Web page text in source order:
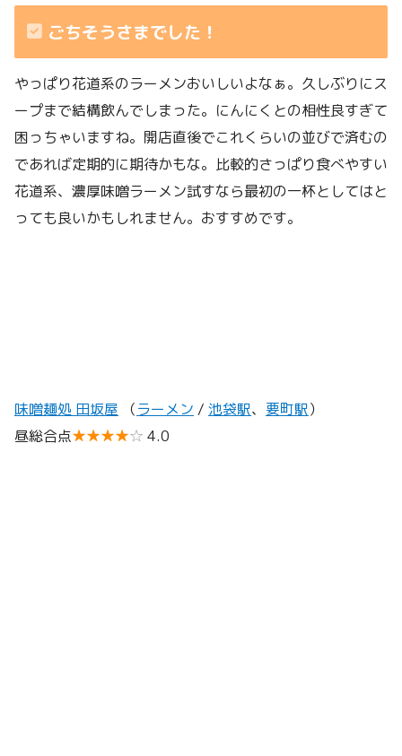
ごちそうさまでした！
やっぱり花道系のラーメンおいしいよなぁ。久しぶりにス
ープまで結構飲んでしまった。にんにくとの相性良すぎて
困っちゃいますね。開店直後でこれくらいの並びで済むの
であれば定期的に期待かもな。比較的さっぱり食べやすい
花道系、濃厚味噌ラーメン試すなら最初の一杯としてはと
っても良いかもしれません。おすすめです。
味噌麺処 田坂屋 （ラーメン / 池袋駅、 要町駅）
昼総合点★★★★☆ 4.0